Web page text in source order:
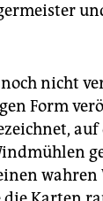
nicht
Form
auf
wahren